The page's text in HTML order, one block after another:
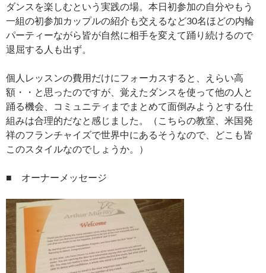
ダンスを楽しむという実践の場。本日初参加の自分やもう
一組の初参加カップルの紹介も交えるなど30名ほどの内輪
パーティーながら皆が自然に相手を変えて踊り続けるので
退屈する人も出ず。
個人レッスンの費用だけにフォーカスすると、えらい高
額・・と思ったのですが、覚えたダンスを使って他の人と
踊る機会、コミュニティまでまとめて面倒みようとする仕
組みは合理的だなと感じました。（こちらの教室、米国発
祥のフランチャイズで世界中にあるそうなので、どこも皆
このスタイルなのでしょうか。）
■ オーナーメッセージ